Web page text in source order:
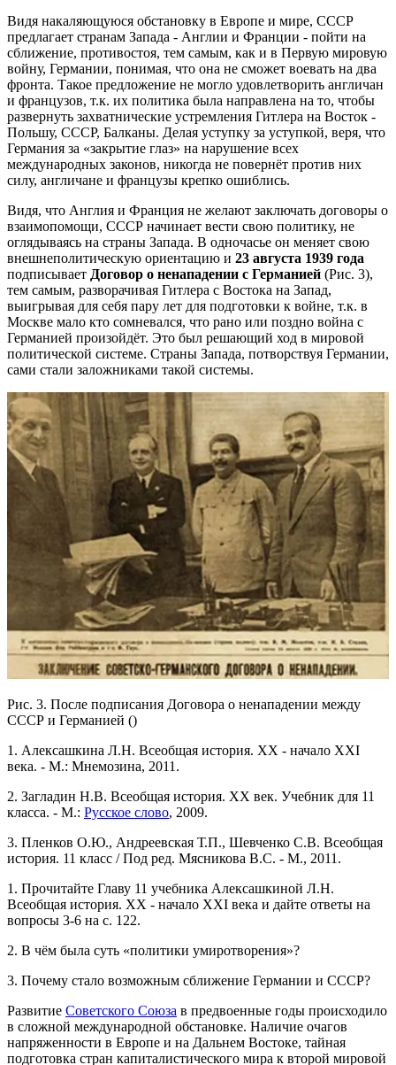
Видя накаляющуюся обстановку в Европе и мире, СССР
предлагает странам Запада - Англии и Франции - пойти на
сближение, противостоя, тем самым, как и в Первую мировую
войну, Германии, понимая, что она не сможет воевать на два
фронта. Такое предложение не могло удовлетворить англичан
и французов, т.к. их политика была направлена на то, чтобы
развернуть захватнические устремления Гитлера на Восток -
Польшу, СССР, Балканы. Делая уступку за уступкой, веря, что
Германия за «закрытие глаз» на нарушение всех
международных законов, никогда не повернёт против них
силу, англичане и французы крепко ошиблись.
Видя, что Англия и Франция не желают заключать договоры о
взаимопомощи, СССР начинает вести свою политику, не
оглядываясь на страны Запада. В одночасье он меняет свою
внешнеполитическую ориентацию и 23 августа 1939 года
подписывает Договор о ненападении с Германией (Рис. 3),
тем самым, разворачивая Гитлера с Востока на Запад,
выигрывая для себя пару лет для подготовки к войне, т.к. в
Москве мало кто сомневался, что рано или поздно война с
Германией произойдёт. Это был решающий ход в мировой
политической системе. Страны Запада, потворствуя Германии,
сами стали заложниками такой системы.
Рис. 3. После подписания Договора о ненападении между
СССР и Германией ()
1. Алексашкина Л.Н. Всеобщая история. ХХ - начало XXI
века. - М.: Мнемозина, 2011.
2. Загладин Н.В. Всеобщая история. XX век. Учебник для 11
класса. - М.: Русское слово, 2009.
3. Пленков О.Ю., Андреевская Т.П., Шевченко С.В. Всеобщая
история. 11 класс / Под ред. Мясникова В.С. - М., 2011.
1. Прочитайте Главу 11 учебника Алексашкиной Л.Н.
Всеобщая история. ХХ - начало XXI века и дайте ответы на
вопросы 3-6 на с. 122.
2. В чём была суть «политики умиротворения»?
3. Почему стало возможным сближение Германии и СССР?
Развитие Советского Союза в предвоенные годы происходило
в сложной международной обстановке. Наличие очагов
напряженности в Европе и на Дальнем Востоке, тайная
подготовка стран капиталистического мира к второй мировой